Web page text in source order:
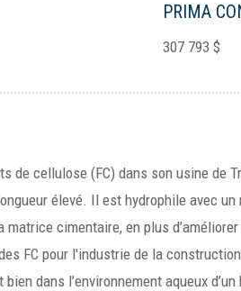
PRIMA
307 793 $
de cellulose (FC) dans son usine de
élevé. Il est hydrophile avec
cimentaire, en plus
FC pour l'industrie de la
dans l’environnement aqueux